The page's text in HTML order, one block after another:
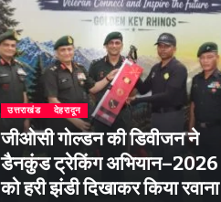
उत्तराखंड देहरादून
जीओसी गोल्डन की डिवीजन ने
डैनकुंड ट्रेकिंग अभियान–2026
को हरी झंडी दिखाकर किया रवाना